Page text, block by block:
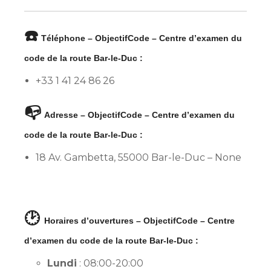
☎️ Téléphone – ObjectifCode – Centre d’examen du
code de la route Bar-le-Duc :
+33 1 41 24 86 26
📭 Adresse – ObjectifCode – Centre d’examen du
code de la route Bar-le-Duc :
18 Av. Gambetta, 55000 Bar-le-Duc – None
🕑 Horaires d’ouvertures – ObjectifCode – Centre
d’examen du code de la route Bar-le-Duc :
Lundi : 08:00-20:00